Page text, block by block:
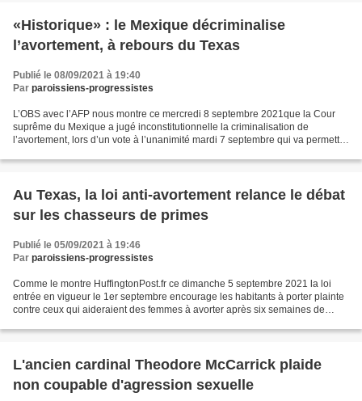
«Historique» : le Mexique décriminalise
l’avortement, à rebours du Texas
Publié le 08/09/2021 à 19:40
Par paroissiens-progressistes
L’OBS avec l’AFP nous montre ce mercredi 8 septembre 2021que la Cour
suprême du Mexique a jugé inconstitutionnelle la criminalisation de
l’avortement, lors d’un vote à l’unanimité mardi 7 septembre qui va permettre
Au Texas, la loi anti-avortement relance le débat
sur les chasseurs de primes
Publié le 05/09/2021 à 19:46
Par paroissiens-progressistes
Comme le montre HuffingtonPost.fr ce dimanche 5 septembre 2021 la loi
entrée en vigueur le 1er septembre encourage les habitants à porter plainte
contre ceux qui aideraient des femmes à avorter après six semaines de
L'ancien cardinal Theodore McCarrick plaide
non coupable d'agression sexuelle